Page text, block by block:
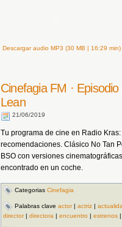
Descargar audio MP3 (30 MB | 16:29 min)
Cinefagia FM ·
Lean
21/06/2019
Tu programa de cine en Radio
recomendaciones. Clásico No Tan
BSO con versiones
encontrado en un coche.
Categorias Cinefagia
Palabras clave actor| actriz |
director| directora | encuentro | estrenos |